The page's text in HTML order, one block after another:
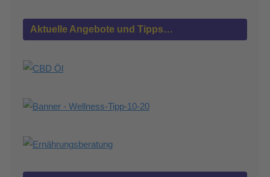
Aktuelle Angebote und Tipps…